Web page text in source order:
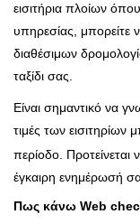
εισιτήρια πλοίων
υπηρεσίας, μπορείτε
διαθέσιμων
ταξίδι σας.
Είναι σημαντικό να
τιμές των εισιτηρίων
περίοδο. Προτείνεται
έγκαιρη ενημέρωσή
Πως κάνω Web